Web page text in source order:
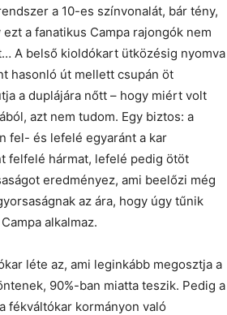
a 10-es színvonalát, bár tény,
a fanatikus Campa rajongók nem
A belső kioldókart ütközésig nyomva
hasonló út mellett csupán öt
a duplájára nőtt – hogy miért volt
azt nem tudom. Egy biztos: a
fel- és lefelé egyaránt a kar
felfelé hármat, lefelé pedig ötöt
eredményez, ami beelőzi még
az ára, hogy úgy tűnik
alkalmaz.
léte az, ami leginkább megosztja a
90%-ban miatta teszik. Pedig a
fékváltókar kormányon való